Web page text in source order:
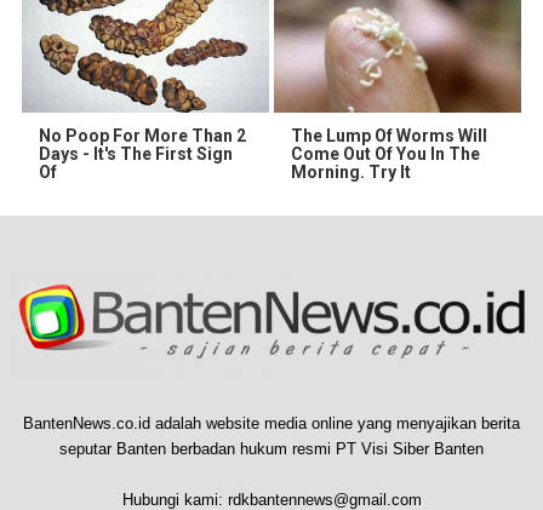
No Poop For More Than 2
Days - It's The First Sign
Of
The Lump Of Worms Will
Come Out Of You In The
Morning. Try It
BantenNews.co.id adalah website media online yang menyajikan berita
seputar Banten berbadan hukum resmi PT Visi Siber Banten
Hubungi kami: rdkbantennews@gmail.com